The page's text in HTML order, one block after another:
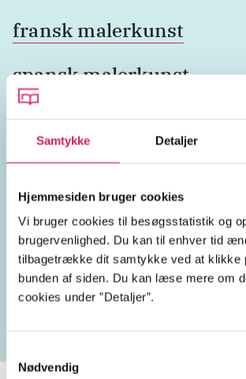
Samtykke Detaljer
Hjemmesiden bruger cookies
Vi bruger cookies til besøgsstatistik og
brugervenlighed. Du kan til enhver tid
tilbagetrække dit samtykke ved at klikke
bunden af siden. Du kan læse mere om
cookies under ”Detaljer”.
Nødvendig
fransk malerkunst
spansk malerkunst
1950'erne
Lignende emneord
kunstmalere franske malere